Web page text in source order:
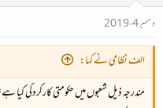
دسمبر 4، 2019
الف نظامی نے کہا:
مندرجہ ذیل شعبوں میں حکومتی کارکردگی کیا